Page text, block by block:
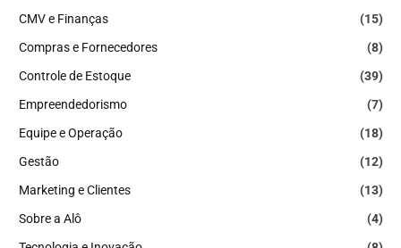
CMV e Finanças
(15)
Compras e Fornecedores
(8)
Controle de Estoque
(39)
Empreendedorismo
(7)
Equipe e Operação
(18)
Gestão
(12)
Marketing e Clientes
(13)
Sobre a Alô
(4)